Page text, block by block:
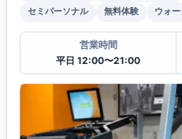
セミパーソナル
無料体験 ウォ
営業時間
平日 12:00〜21:00